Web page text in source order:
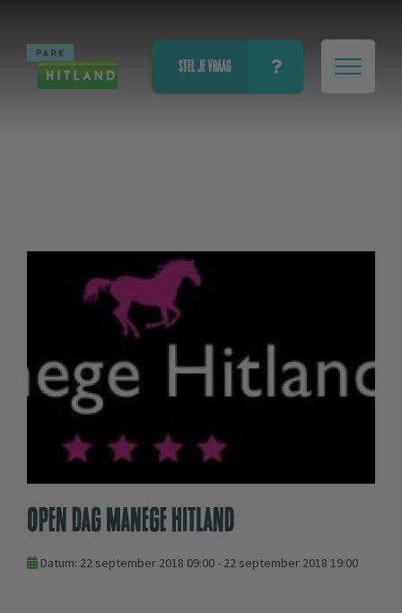
STEL JE VRAAG
Open dag Manege Hitland
Datum: 22 september 2018 09:00 - 22 september 2018 19:00